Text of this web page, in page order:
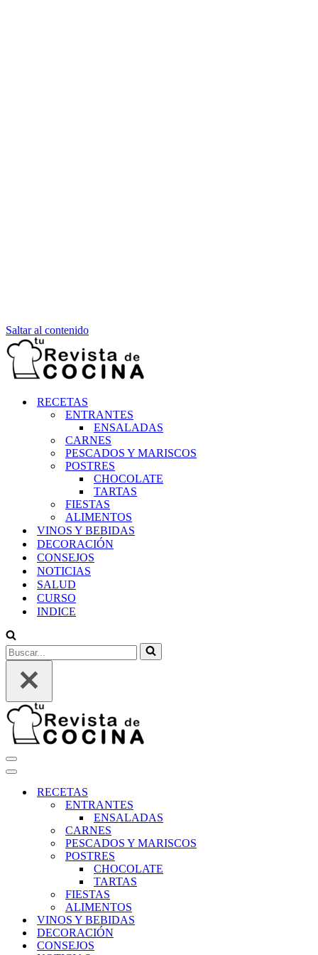
Saltar al contenido
RECETAS
ENTRANTES
ENSALADAS
CARNES
PESCADOS Y MARISCOS
POSTRES
CHOCOLATE
TARTAS
FIESTAS
ALIMENTOS
VINOS Y BEBIDAS
DECORACIÓN
CONSEJOS
NOTICIAS
SALUD
CURSO
INDICE
Buscar...
Menú
de
Menú
navegaciónRECETAS
ENTRANTES
ENSALADAS
CARNES
PESCADOS Y MARISCOS
POSTRES
CHOCOLATE
TARTAS
FIESTAS
ALIMENTOS
VINOS Y BEBIDAS
DECORACIÓN
CONSEJOS